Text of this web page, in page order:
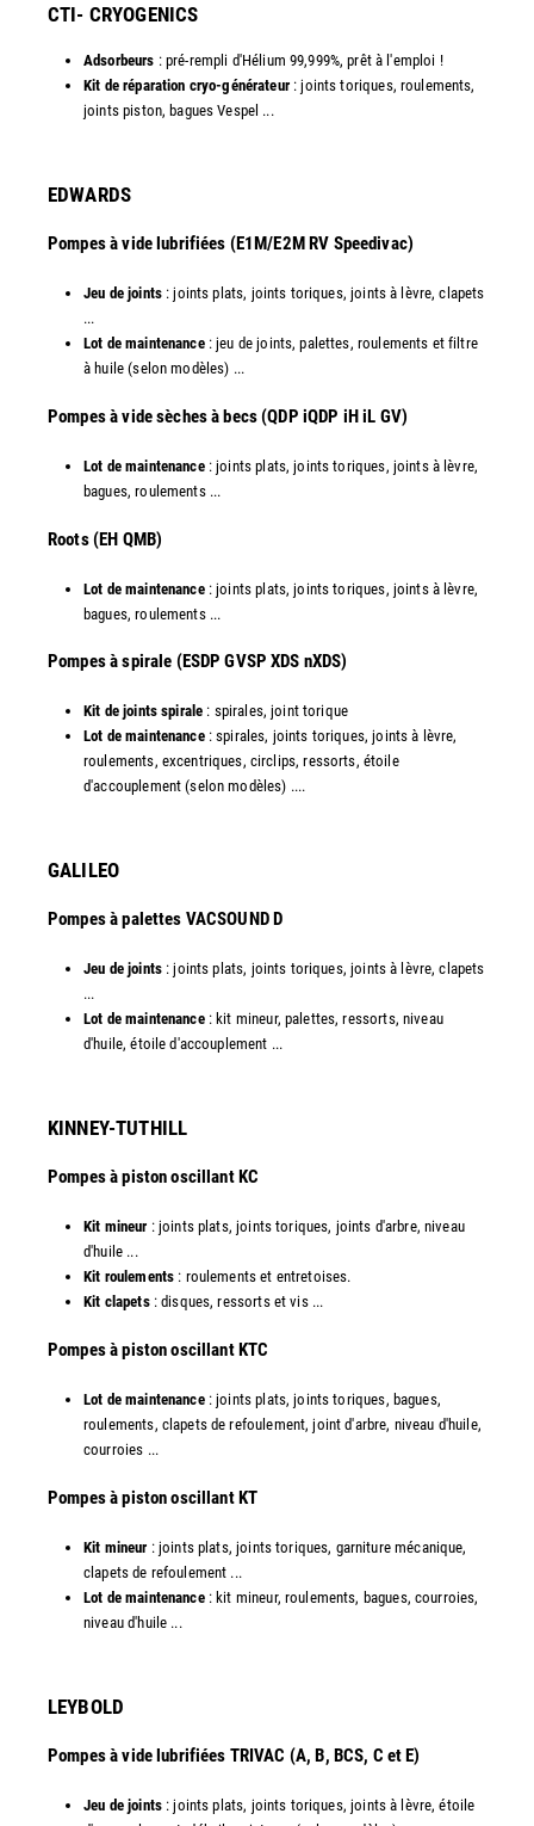
CTI- CRYOGENICS
Adsorbeurs : pré-rempli d'Hélium 99,999%, prêt à l'emploi !
Kit de réparation cryo-générateur: joints toriques, roulements,
joints piston, bagues Vespel ... ​
EDWARDS
Pompes à vide lubrifiées (E1M/E2M RV Speedivac)
Jeu de joints: joints plats, joints toriques, joints à lèvre, clapets
...
Lot de maintenance: jeu de joints, palettes, roulements et filtre
à huile (selon modèles) ...
​Pompes à vide sèches à becs (QDP iQDP iH iL GV)
Lot de maintenance: joints plats, joints toriques, joints à lèvre,
bagues, roulements ...
Roots (EH QMB)
Lot de maintenance : joints plats, joints toriques, joints à lèvre,
bagues, roulements ...
​Pompes à spirale (ESDP GVSP XDS nXDS)
Kit de joints spirale : spirales, joint torique
Lot de maintenance: spirales, joints toriques, joints à lèvre,
roulements, excentriques, circlips, ressorts, étoile
d'accouplement (selon modèles) ....​
GALILEO
Pompes à palettes VACSOUND D
Jeu de joints : joints plats, joints toriques, joints à lèvre, clapets
...
Lot de maintenance: kit mineur, palettes, ressorts, niveau
d'huile, étoile d'accouplement ...​​
KINNEY-TUTHILL
Pompes à piston oscillant KC
Kit mineur : joints plats, joints toriques, joints d'arbre, niveau
d'huile ...
Kit roulements : roulements et entretoises.
Kit clapets: disques, ressorts et vis ...
​Pompes à piston oscillant KTC
Lot de maintenance : joints plats, joints toriques, bagues,
roulements, clapets de refoulement, joint d'arbre, niveau d'huile,
courroies ...
​Pompes à piston oscillant KT
Kit mineur : joints plats, joints toriques, garniture mécanique,
clapets de refoulement ...
Lot de maintenance: kit mineur, roulements, bagues, courroies,
niveau d'huile ...​
LEYBOLD
Pompes à vide lubrifiées TRIVAC (A, B, BCS, C et E)
Jeu de joints: joints plats, joints toriques, joints à lèvre, étoile